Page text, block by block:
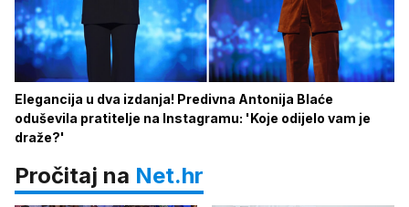
Elegancija u dva izdanja! Predivna Antonija Blaće
oduševila pratitelje na Instagramu: 'Koje odijelo vam je
draže?'
Pročitaj na Net.hr